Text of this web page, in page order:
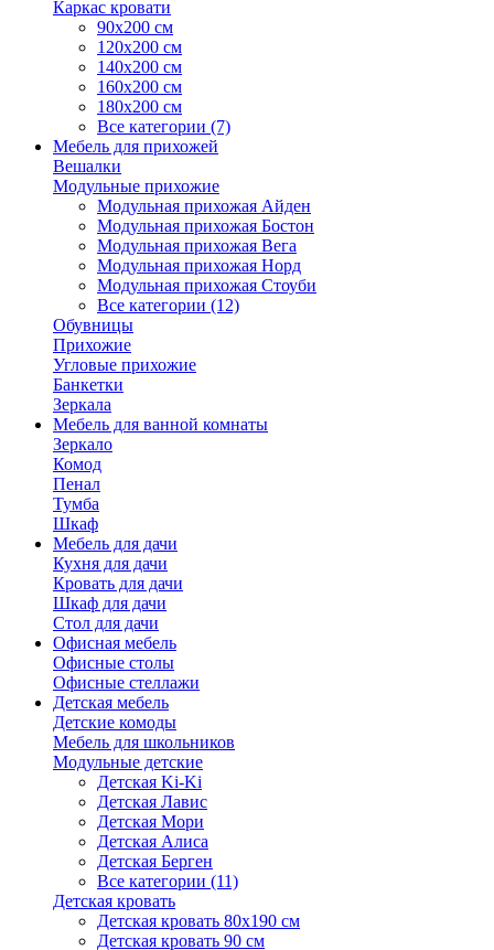
Каркас кровати
90х200 см
120х200 см
140х200 см
160х200 см
180х200 см
Все категории (7)
Мебель для прихожей
Вешалки
Модульные прихожие
Модульная прихожая Айден
Модульная прихожая Бостон
Модульная прихожая Вега
Модульная прихожая Норд
Модульная прихожая Стоуби
Все категории (12)
Обувницы
Прихожие
Угловые прихожие
Банкетки
Зеркала
Мебель для ванной комнаты
Зеркало
Комод
Пенал
Тумба
Шкаф
Мебель для дачи
Кухня для дачи
Кровать для дачи
Шкаф для дачи
Стол для дачи
Офисная мебель
Офисные столы
Офисные стеллажи
Детская мебель
Детские комоды
Мебель для школьников
Модульные детские
Детская Ki-Ki
Детская Лавис
Детская Мори
Детская Алиса
Детская Берген
Все категории (11)
Детская кровать
Детская кровать 80х190 см
Детская кровать 90 см